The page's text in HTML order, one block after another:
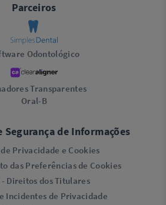
Parceiros
Odontológico
Transparentes
Oral-B
Segurança de Informações
Privacidade e Cookies
das Preferências de Cookies
- Direitos dos Titulares
Incidentes de Privacidade